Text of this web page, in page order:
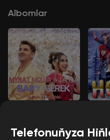
Albomlar
Telefonuňyza